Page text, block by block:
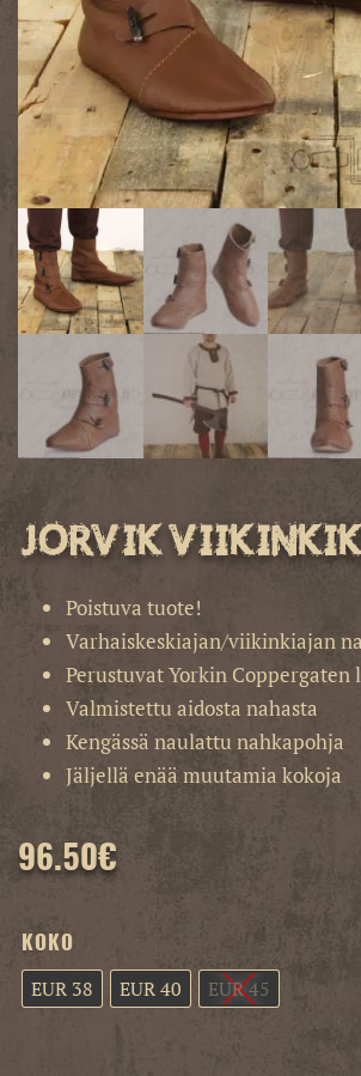
Jorvik
Poistuva tuote!
Varhaiskeskiajan/viikinkiajan
Perustuvat Yorkin Coppergaten
Valmistettu aidosta nahasta
Kengässä naulattu nahkapohja
Jäljellä enää muutamia kokoja
96.50€
KOKO
EUR 38 EUR 40 EUR 45